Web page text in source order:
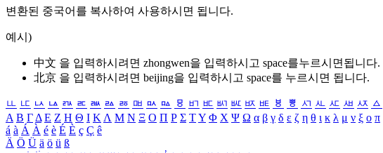
변환된 중국어를 복사하여 사용하시면 됩니다.
예시)
中文 을 입력하시려면 zhongwen을 입력하시고 space를누르시면됩니다.
北京 을 입력하시려면 beijing을 입력하시고 space를 누르시면 됩니다.
ㅥ ㅦ ㅧ ㅨ ㅩ ㅪ ㅫ ㅬ ㅭ ㅮ ㅯ ㅰ ㅱ ㅲ ㅳ ㅴ ㅵ ㅶ ㅷ ㅸ ㅹ ㅺ ㅻ ㅼ ㅽ ㅾ ㅿ
Α Β ΓΔ Ε Ζ Η Θ Ι ΚΛ Μ Ν Ξ Ο Π Ρ Σ ΤΥ Φ Χ Ψ Ω α β γ δ ε ζ η θ ι κ λ μ ν ξ ο π
á à Á À é è É È ç Ç ê
Ä Ö Ü ä ö ü ß